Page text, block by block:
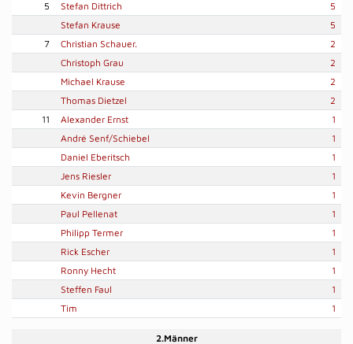
5
Stefan Dittrich
5
Stefan Krause
5
7
Christian Schauer.
2
Christoph Grau
2
Michael Krause
2
Thomas Dietzel
2
11
Alexander Ernst
1
André Senf/Schiebel
1
Daniel Eberitsch
1
Jens Riesler
1
Kevin Bergner
1
Paul Pellenat
1
Philipp Termer
1
Rick Escher
1
Ronny Hecht
1
Steffen Faul
1
Tim
1
2.Männer